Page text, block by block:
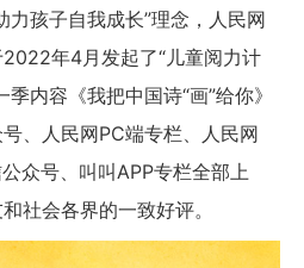
力孩子自我成长”理念，人民网
年4月发起了“儿童阅力计
内容《我把中国诗“画”给你》
、人民网PC端专栏、人民网
众号、叫叫APP专栏全部上
社会各界的一致好评。